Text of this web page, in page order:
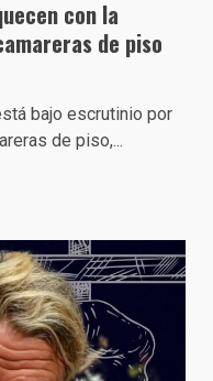
con la
de piso
bajo escrutinio por
de piso,...